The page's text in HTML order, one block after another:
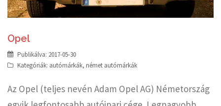
Opel
Publikálva: 2017-05-30
Kategóriák: autómárkák, német autómárkák
Az Opel (teljes nevén Adam Opel AG) Németország